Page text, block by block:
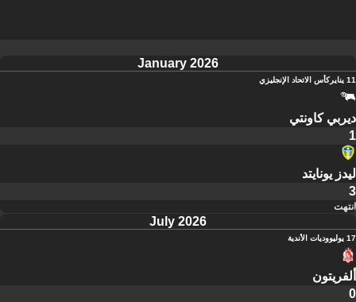
January 2026
11 يناير كأس الاتحاد الإنجليزي
ديربي كاونتي
1
ليدز يونايتد
3
انتهت
July 2026
17 يوليو وديات الأندية
ألفريتون
0